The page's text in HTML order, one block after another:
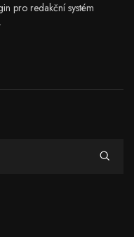
pro redakční systém